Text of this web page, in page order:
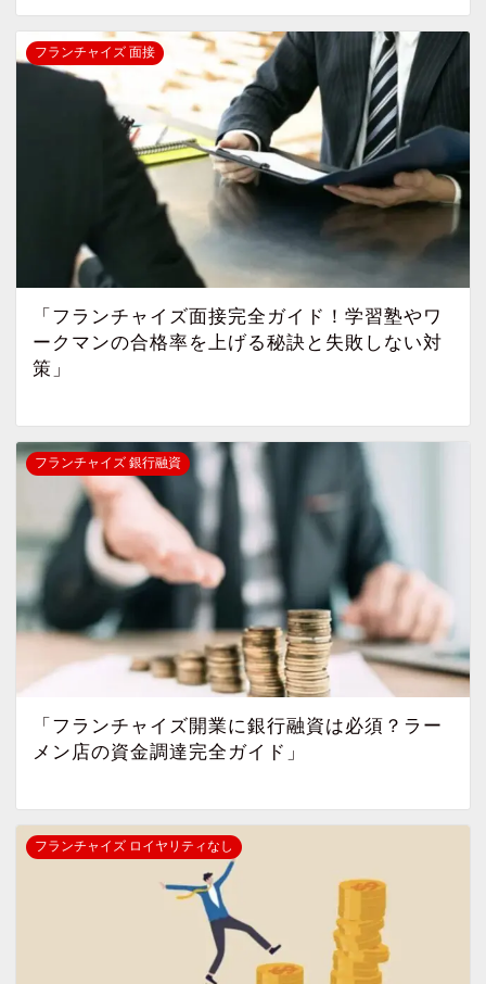
フランチャイズ 面接
「フランチャイズ面接完全ガイド！学習塾やワ
ークマンの合格率を上げる秘訣と失敗しない対
策」
フランチャイズ 銀行融資
「フランチャイズ開業に銀行融資は必須？ラー
メン店の資金調達完全ガイド」
フランチャイズ ロイヤリティなし